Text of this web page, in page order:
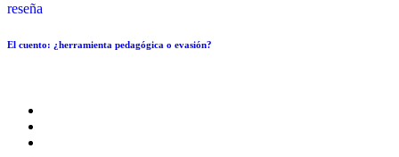
reseña
El cuento: ¿herramienta pedagógica o evasión?